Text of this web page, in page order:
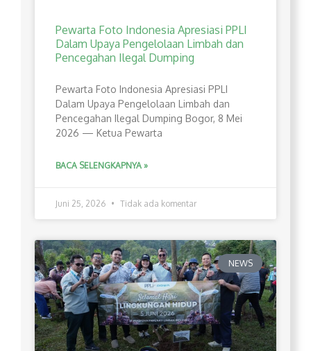
Pewarta Foto Indonesia Apresiasi PPLI
Dalam Upaya Pengelolaan Limbah dan
Pencegahan Ilegal Dumping
Pewarta Foto Indonesia Apresiasi PPLI
Dalam Upaya Pengelolaan Limbah dan
Pencegahan Ilegal Dumping Bogor, 8 Mei
2026 — Ketua Pewarta
BACA SELENGKAPNYA »
Juni 25, 2026 Tidak ada komentar
NEWS